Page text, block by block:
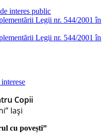
interes public
Legii nr. 544/2001 în
Legii nr. 544/2001 în
Copii
Iaşi
cu povești”